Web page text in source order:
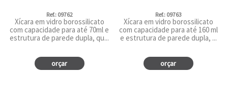
Ref.: 09762
Xícara em vidro borossilicato
com capacidade para até 70ml e
estrutura de parede dupla, qu...
orçar
Ref.: 09763
Xícara em vidro borossilicato
com capacidade para até 160 ml
e estrutura de parede dupla, ...
orçar